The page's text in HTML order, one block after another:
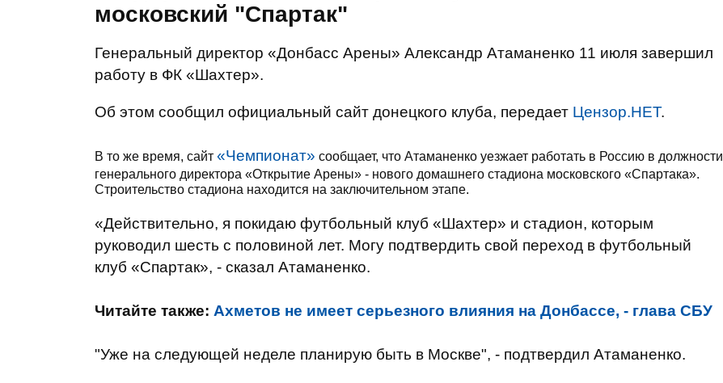
московский "Спартак"
Генеральный директор «Донбасс Арены» Александр Атаманенко 11 июля завершил
работу в ФК «Шахтер».
Об этом сообщил официальный сайт донецкого клуба, передает Цензор.НЕТ.
В то же время, сайт «Чемпионат» сообщает, что Атаманенко уезжает работать в Россию в должности
генерального директора «Открытие Арены» - нового домашнего стадиона московского «Спартака».
Строительство стадиона находится на заключительном этапе.
«Действительно, я покидаю футбольный клуб «Шахтер» и стадион, которым
руководил шесть с половиной лет. Могу подтвердить свой переход в футбольный
клуб «Спартак», - сказал Атаманенко.
Читайте также: Ахметов не имеет серьезного влияния на Донбассе, - глава СБУ
"Уже на следующей неделе планирую быть в Москве", - подтвердил Атаманенко.